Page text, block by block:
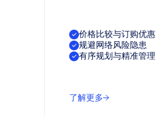
价格比较与订购优惠
规避网络风险隐患
有序规划与精准管理
了解更多